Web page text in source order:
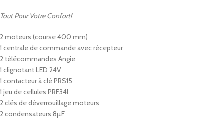
Tout Pour Votre Confort!
2 moteurs (course 400 mm)
1 centrale de commande avec récepteur
2 télécommandes Angie
1 clignotant LED 24V
1 contacteur à clé PRS15
1 jeu de cellules PRF34I
2 clés de déverrouillage moteurs
2 condensateurs 8µF